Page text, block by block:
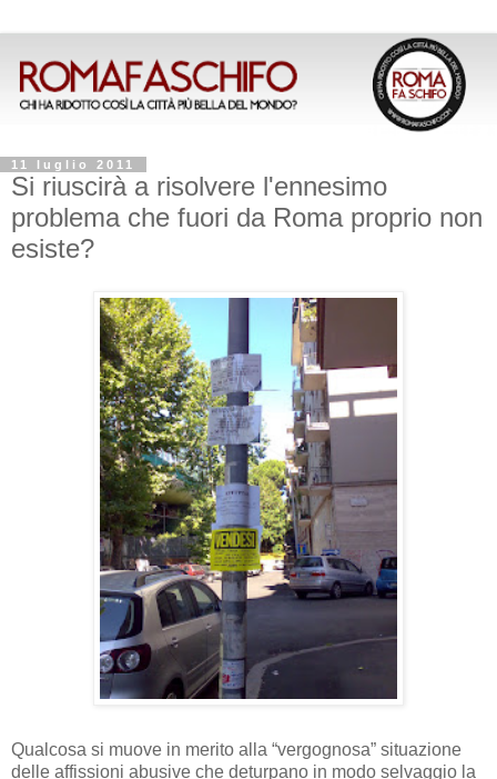
11 luglio 2011
Si riuscirà a risolvere l'ennesimo
problema che fuori da Roma proprio non
esiste?
Qualcosa si muove in merito alla “vergognosa” situazione
delle affissioni abusive che deturpano in modo selvaggio la